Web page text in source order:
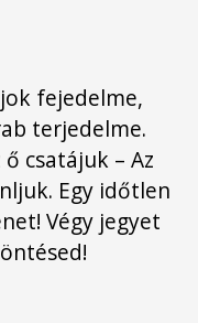
fejedelme,
terjedelme.
csatájuk – Az
Egy időtlen
Végy jegyet